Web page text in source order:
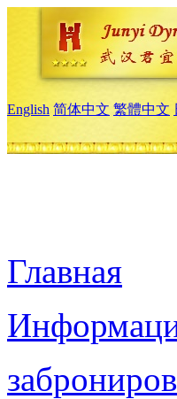
English 简体中文 繁體中文
Главная